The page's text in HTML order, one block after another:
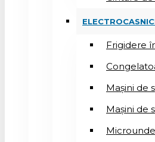
Frigidere
Mașini de
Mașini de